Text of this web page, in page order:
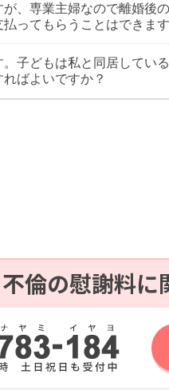
、専業主婦なので離婚後
ってもらうことはできま
子どもは私と同居してい
ばよいですか？
倫の慰謝料に